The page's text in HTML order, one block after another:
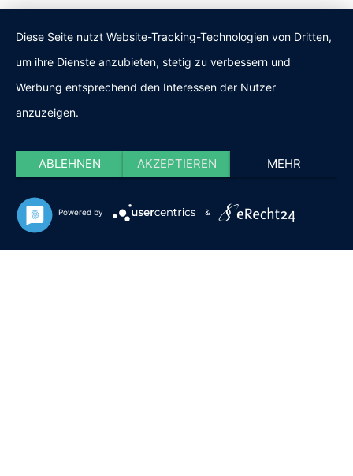
Diese Seite nutzt Website-Tracking-Technologien von Dritten,
um ihre Dienste anzubieten, stetig zu verbessern und
Werbung entsprechend den Interessen der Nutzer
anzuzeigen.
ABLEHNEN AKZEPTIEREN MEHR
Powered by &